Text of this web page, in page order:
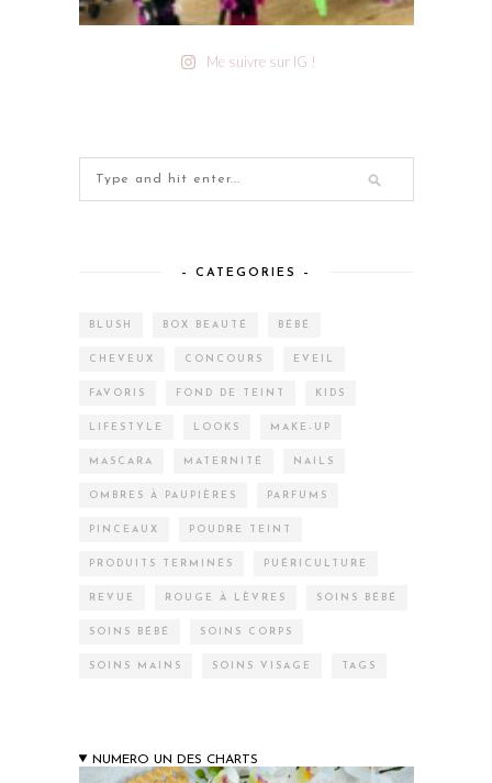
Me suivre sur IG !
– CATEGORIES –
BLUSH BOX BEAUTÉ BÉBÉ
CHEVEUX CONCOURS EVEIL
FAVORIS FOND DE TEINT KIDS
LIFESTYLE LOOKS MAKE-UP
MASCARA MATERNITÉ NAILS
OMBRES À PAUPIÈRES PARFUMS
PINCEAUX POUDRE TEINT
PRODUITS TERMINÉS PUÉRICULTURE
REVUE ROUGE À LÈVRES SOINS BÉBÉ
SOINS BÉBÉ SOINS CORPS
SOINS MAINS SOINS VISAGE TAGS
NUMERO UN DES CHARTS